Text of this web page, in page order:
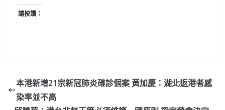
請按讚：
本港新增21宗新冠肺炎確診個案 黃加慶：湖北返港者感
染率並不高